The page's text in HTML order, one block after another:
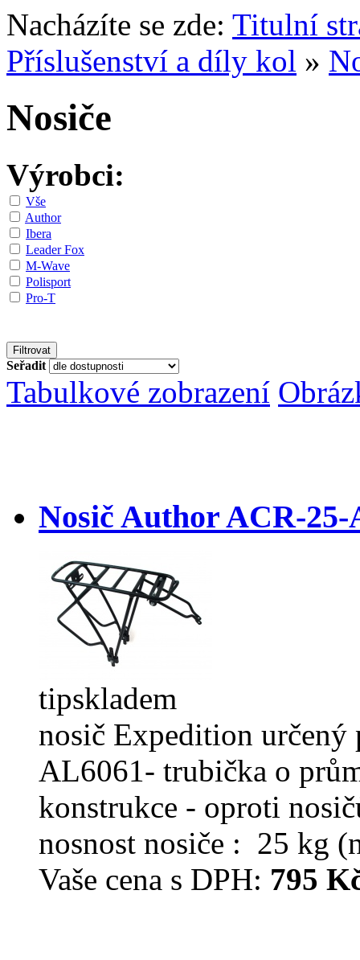
Nacházíte se zde: Titulní
Příslušenství a díly kol »
Nosiče
Výrobci:
Vše
Author
Ibera
Leader Fox
M-Wave
Polisport
Pro-T
Seřadit
Tabulkové zobrazení
Nosič Author ACR-
tipskladem
nosič Expedition určený
AL6061- trubička o
konstrukce - oproti
nosnost nosiče : 25 kg
Vaše cena s DPH: 795